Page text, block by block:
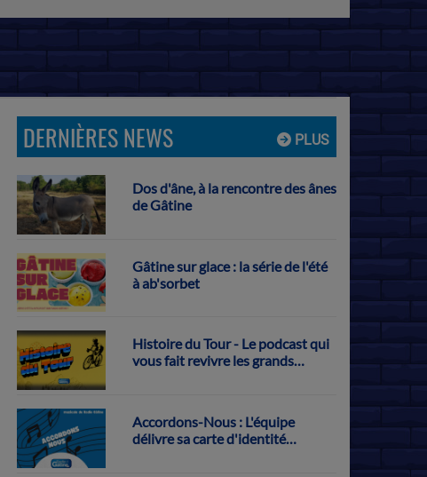
PLUS
DERNIÈRES NEWS
Dos d'âne, à la rencontre des ânes
de Gâtine
Gâtine sur glace : la série de l'été
à ab'sorbet
Histoire du Tour - Le podcast qui
vous fait revivre les grands
Accordons-Nous : L'équipe
délivre sa carte d'identité